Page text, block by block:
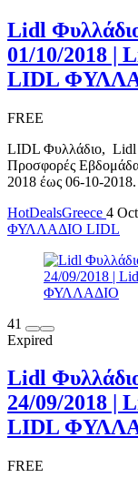
Lidl
01/10/2018 |
LIDL
FREE
LIDL Φυλλάδιο, Lidl
Προσφορές
2018 έως 06-10-
HotDealsGreece 4
ΦΥΛΛΑΔΙΟ LIDL
41
Expired
Lidl
24/09/2018 |
LIDL
FREE